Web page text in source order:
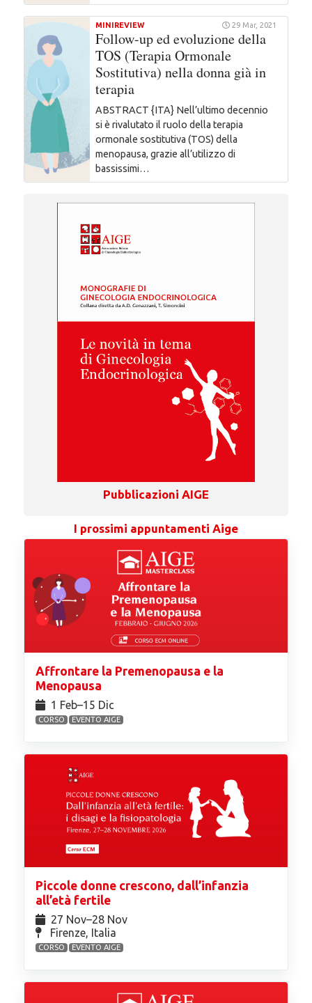
MINIREVIEW 29 Mar, 2021
Follow-up ed evoluzione della
TOS (Terapia Ormonale
Sostitutiva) nella donna già in
terapia
ABSTRACT {ITA} Nell’ultimo decennio
si è rivalutato il ruolo della terapia
ormonale sostitutiva (TOS) della
menopausa, grazie all’utilizzo di
bassissimi…
Pubblicazioni AIGE
I prossimi appuntamenti Aige
Affrontare la Premenopausa e la
Menopausa
1 Feb⁠–15 Dic
CORSO EVENTO AIGE
Piccole donne crescono, dall’infanzia
all’età fertile
27 Nov⁠–28 Nov
Firenze, Italia
CORSO EVENTO AIGE